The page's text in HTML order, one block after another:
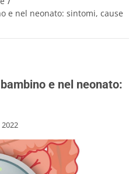
e nel neonato: sintomi, cause
e nel neonato: